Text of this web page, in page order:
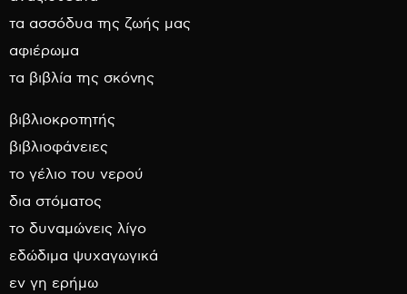
τα ασσόδυα της ζωής μας
αφιέρωμα
τα βιβλία της σκόνης
βιβλιοκροτητής
βιβλιοφάνειες
το γέλιο του νερού
δια στόματος
το δυναμώνεις λίγο
εδώδιμα ψυχαγωγικά
εν γη ερήμω